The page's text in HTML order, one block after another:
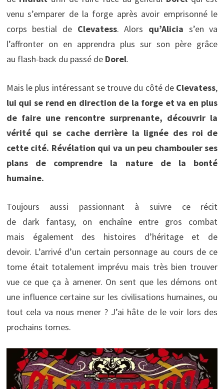
venu s’emparer de la forge après avoir emprisonné le
corps bestial de Clevatess. Alors qu’Alicia s’en va
l’affronter on en apprendra plus sur son père grâce
au flash-back du passé de Dorel.
Mais le plus intéressant se trouve du côté de Clevatess,
lui qui se rend en direction de la forge et va en plus
de faire une rencontre surprenante, découvrir la
vérité qui se cache derrière la lignée des roi de
cette cité. Révélation qui va un peu chambouler ses
plans de comprendre la nature de la bonté
humaine.
Toujours aussi passionnant à suivre ce récit
de dark fantasy, on enchaîne entre gros combat
mais également des histoires d’héritage et de
devoir. L’arrivé d’un certain personnage au cours de ce
tome était totalement imprévu mais très bien trouver
vue ce que ça à amener. On sent que les démons ont
une influence certaine sur les civilisations humaines, ou
tout cela va nous mener ? J’ai hâte de le voir lors des
prochains tomes.